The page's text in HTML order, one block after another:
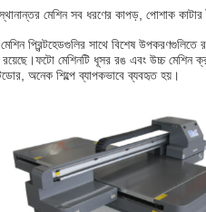
মেশিন সব ধরণের কাপড়, পোশাক
প্রিন্টহেডগুলির সাথে বিশেষ উপকরণগুলিতে
মেশিনটি ধূসর রঙ এবং উচ্চ মেশিন
অনেক শিল্পে ব্যাপকভাবে ব্যবহৃত হয়।